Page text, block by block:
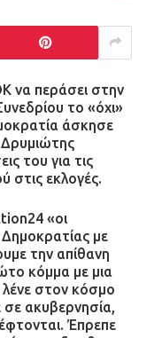
να περάσει στην
το «όχι»
άσκησε
του για τις
στις εκλογές.
«οι
Δημοκρατίας με
την απίθανη
κόμμα με μια
λένε στον κόσμο
σε ακυβερνησία,
Έπρεπε